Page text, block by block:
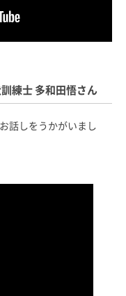
練士 多和田悟さん
話しをうかがいまし